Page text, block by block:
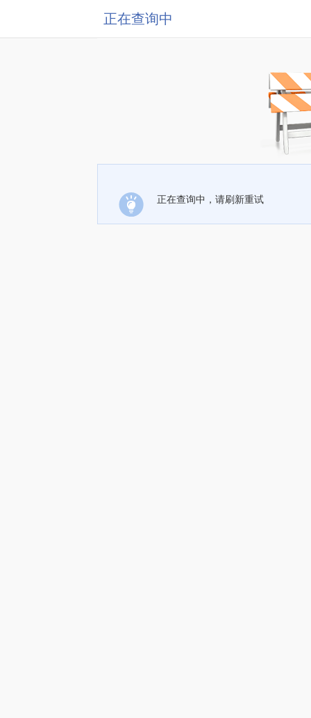
正在查询中
正在查询中，请刷新重试